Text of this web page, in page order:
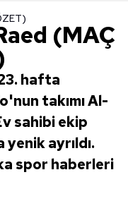
(MAÇ
hafta
takımı Al-
sahibi ekip
ayrıldı.
spor haberleri